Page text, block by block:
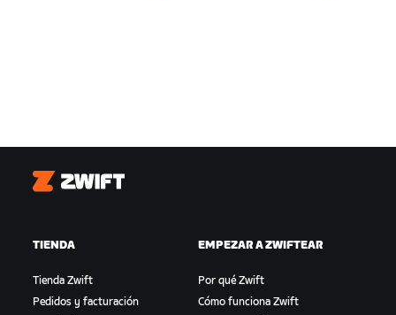
Zwift
TIENDA
Tienda Zwift
Pedidos y facturación
EMPEZAR A ZWIFTEAR
Por qué Zwift
Cómo funciona Zwift